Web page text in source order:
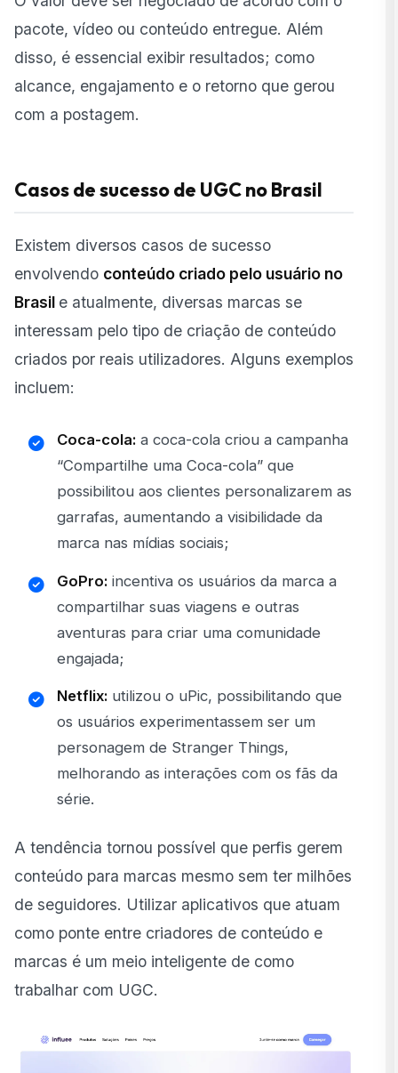
pacote, vídeo ou conteúdo entregue. Além
disso, é essencial exibir resultados; como
alcance, engajamento e o retorno que gerou
com a postagem.
Casos de sucesso de UGC no Brasil
Existem diversos casos de sucesso
envolvendo conteúdo criado pelo usuário no
Brasil e atualmente, diversas marcas se
interessam pelo tipo de criação de conteúdo
criados por reais utilizadores. Alguns exemplos
incluem:
Coca-cola: a coca-cola criou a campanha
“Compartilhe uma Coca-cola” que
possibilitou aos clientes personalizarem as
garrafas, aumentando a visibilidade da
marca nas mídias sociais;
GoPro: incentiva os usuários da marca a
compartilhar suas viagens e outras
aventuras para criar uma comunidade
engajada;
Netflix: utilizou o uPic, possibilitando que
os usuários experimentassem ser um
personagem de Stranger Things,
melhorando as interações com os fãs da
série.
A tendência tornou possível que perfis gerem
conteúdo para marcas mesmo sem ter milhões
de seguidores. Utilizar aplicativos que atuam
como ponte entre criadores de conteúdo e
marcas é um meio inteligente de como
trabalhar com UGC.